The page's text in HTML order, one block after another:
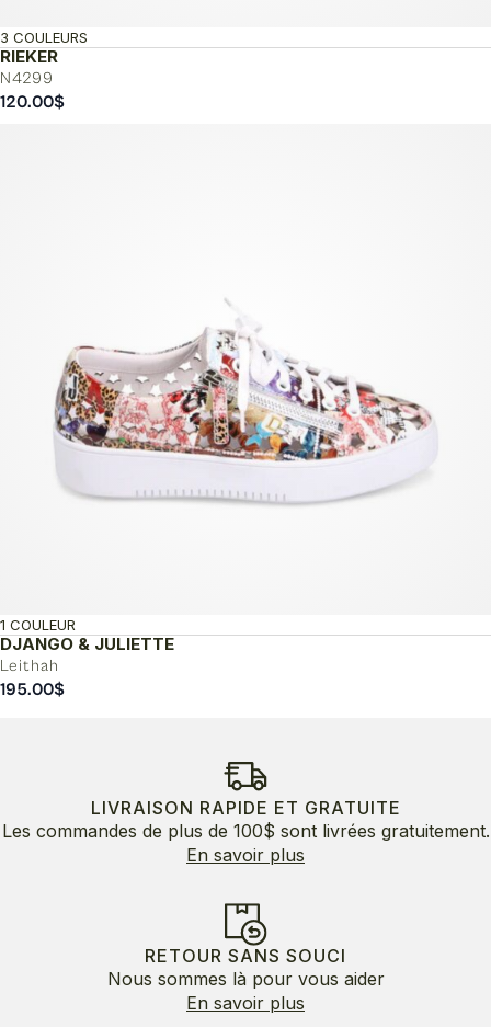
RIEKER
N4299
3 COULEURS
120.00$
DJANGO & JULIETTE
Leithah
1 COULEUR
195.00$
LIVRAISON RAPIDE ET GRATUITE
Les commandes de plus de 100$ sont livrées gratuitement.
En savoir plus
RETOUR SANS SOUCI
Nous sommes là pour vous aider
En savoir plus